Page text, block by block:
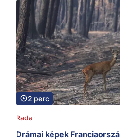
2 perc
Radar
Drámai képek